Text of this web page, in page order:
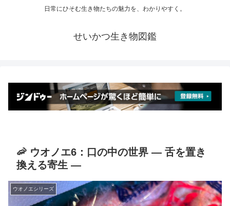
日常にひそむ生き物たちの魅力を、わかりやすく。
せいかつ生き物図鑑
🦐 ウオノエ6：口の中の世界 ― 舌を置き
換える寄生 ―
ウオノエシリーズ